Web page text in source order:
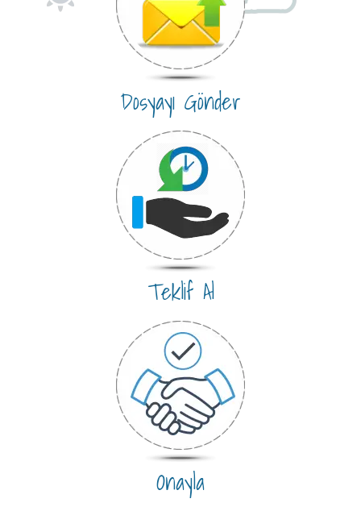
Dosyayı Gönder
Teklif Al
Onayla